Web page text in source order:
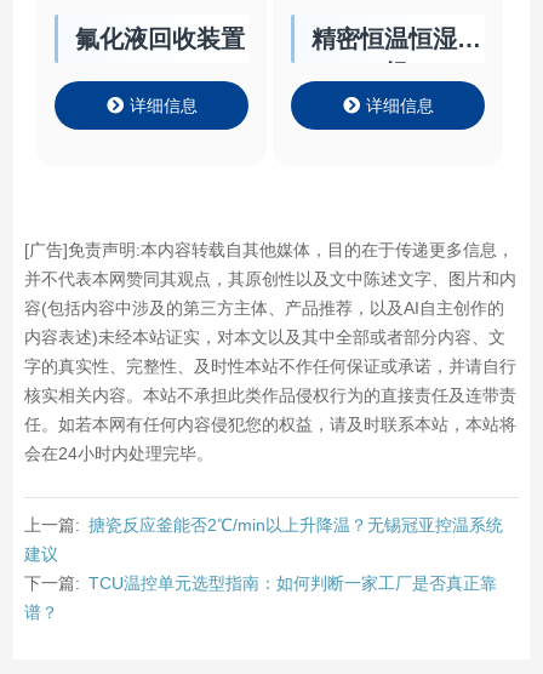
氟化液回收装置
详细信息
精密恒温恒湿机
详细信息
[广告]免责声明:本内容转载自其他媒体，目的在于传递更多信息，
并不代表本网赞同其观点，其原创性以及文中陈述文字、图片和内
容(包括内容中涉及的第三方主体、产品推荐，以及AI自主创作的
内容表述)未经本站证实，对本文以及其中全部或者部分内容、文
字的真实性、完整性、及时性本站不作任何保证或承诺，并请自行
核实相关内容。本站不承担此类作品侵权行为的直接责任及连带责
任。如若本网有任何内容侵犯您的权益，请及时联系本站，本站将
会在24小时内处理完毕。
上一篇: 搪瓷反应釜能否2℃/min以上升降温？无锡冠亚控温系统
建议
下一篇: TCU温控单元选型指南：如何判断一家工厂是否真正靠
谱？